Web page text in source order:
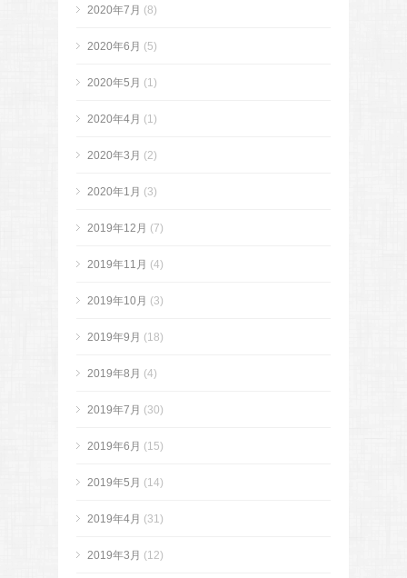
2020年7月 (8)
2020年6月 (5)
2020年5月 (1)
2020年4月 (1)
2020年3月 (2)
2020年1月 (3)
2019年12月 (7)
2019年11月 (4)
2019年10月 (3)
2019年9月 (18)
2019年8月 (4)
2019年7月 (30)
2019年6月 (15)
2019年5月 (14)
2019年4月 (31)
2019年3月 (12)